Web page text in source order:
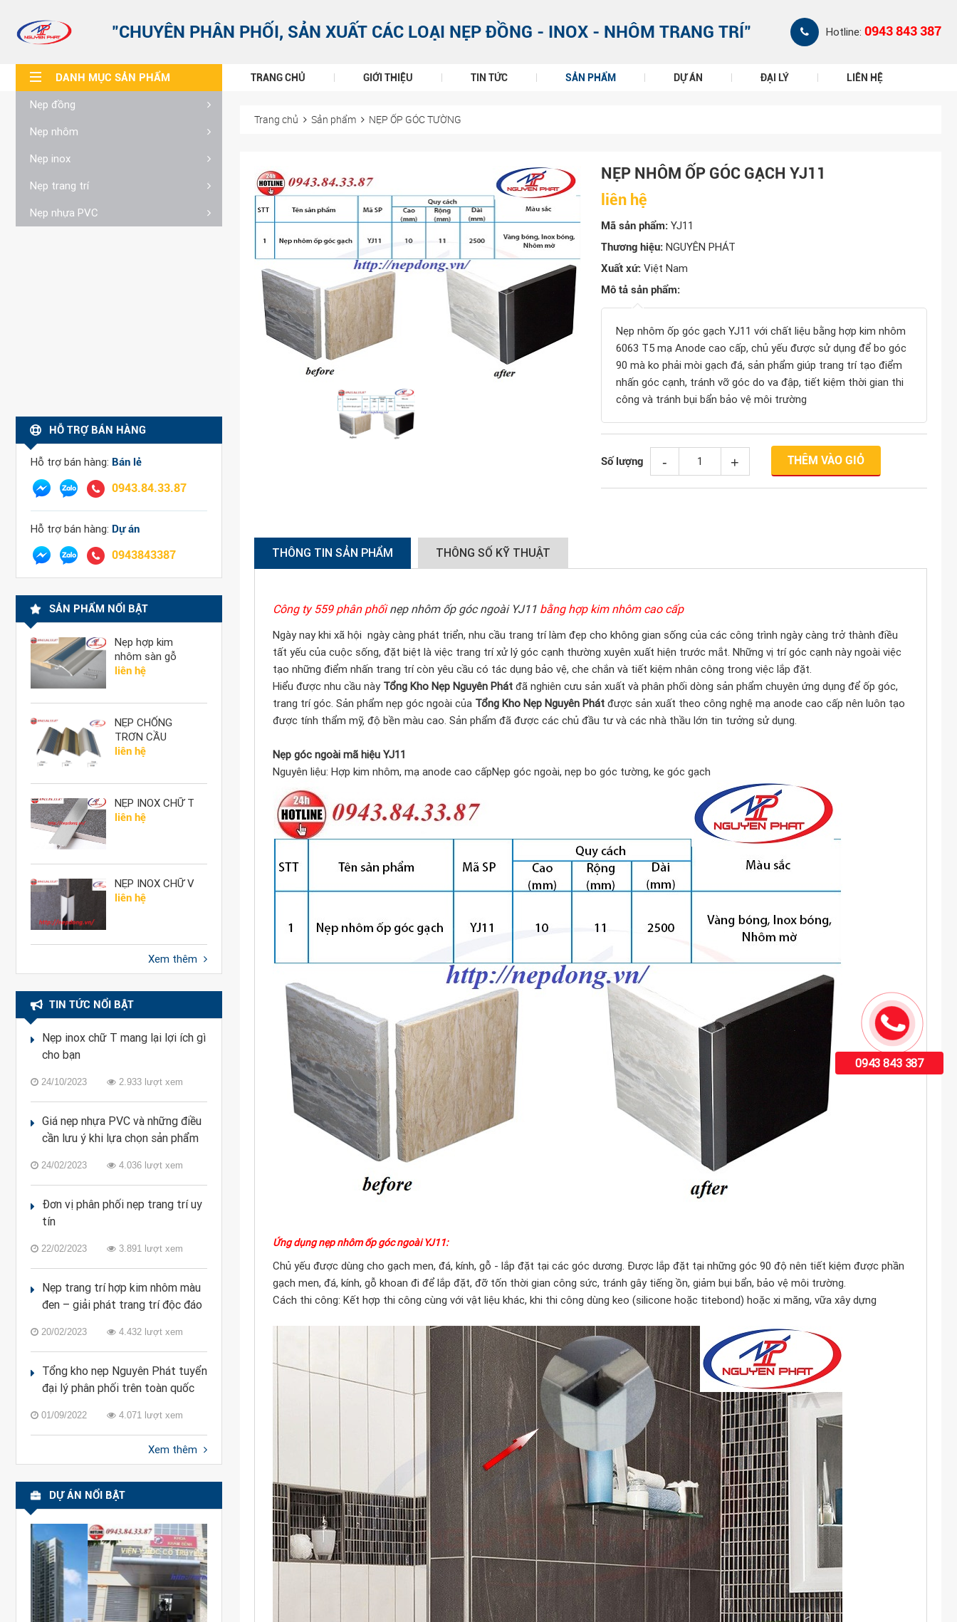
"CHUYÊN PHÂN PHỐI, SẢN XUẤT CÁC LOẠI NẸP ĐỒNG - INOX - NHÔM TRANG TRÍ" Hotline: 0943 843 387
DANH MỤC SẢN PHẨM
Nẹp đồng
Nẹp nhôm
Nẹp inox
Nẹp trang trí
Nẹp nhựa PVC
TRANG CHỦ GIỚI THIỆU TIN TỨC SẢN PHẨM DỰ ÁN ĐẠI LÝ LIÊN HỆ
HỖ TRỢ BÁN HÀNG
Hỗ trợ bán hàng: Bán lẻ
0943.84.33.87
Hỗ trợ bán hàng: Dự án
0943843387
SẢN PHẨM NỔI BẬT
Nẹp hợp kim
nhôm sàn gỗ
liên hệ
NẸP CHỐNG
TRƠN CẦU
THANG
liên hệ
NẸP INOX CHỮ T
liên hệ
NẸP INOX CHỮ V
liên hệ
Xem thêm
TIN TỨC NỔI BẬT
Nẹp inox chữ T mang lại lợi ích gì
cho bạn
24/10/2023 2.933 lượt xem
Giá nẹp nhựa PVC và những điều
cần lưu ý khi lựa chọn sản phẩm
24/02/2023 4.036 lượt xem
Đơn vị phân phối nẹp trang trí uy
tín
22/02/2023 3.891 lượt xem
Nẹp trang trí hợp kim nhôm màu
đen – giải phát trang trí độc đáo
20/02/2023 4.432 lượt xem
Tổng kho nẹp Nguyên Phát tuyển
đại lý phân phối trên toàn quốc
01/09/2022 4.071 lượt xem
Xem thêm
DỰ ÁN NỔI BẬT
Trang chủ Sản phẩm NẸP ỐP GÓC TƯỜNG
NẸP NHÔM ỐP GÓC GẠCH YJ11
liên hệ
Mã sản phẩm:YJ11
Thương hiệu:NGUYÊN PHÁT
Xuất xứ:Việt Nam
Mô tả sản phẩm:
Nẹp nhôm ốp góc gạch YJ11 với chất liệu bằng hợp kim nhôm
6063 T5 mạ Anode cao cấp, chủ yếu được sử dụng để bo góc
90 mà ko phải mòi gạch đá, sản phẩm giúp trang trí tạo điểm
nhấn góc cạnh, tránh vỡ góc do va đập, tiết kiệm thời gian thi
công và tránh bụi bẩn bảo vệ môi trường
Số lượng +
- THÊM VÀO GIỎ
THÔNG TIN SẢN PHẨM THÔNG SỐ KỸ THUẬT
Công ty 559 phân phốinẹp nhôm ốp góc ngoài YJ11 bằng hợp kim nhôm cao cấp
Ngày nay khi xã hội ngày càng phát triển, nhu cầu trang trí làm đẹp cho không gian sống của các công trình ngày càng trở thành điều
tất yếu của cuộc sống, đặt biệt là việc trang trí xử lý góc cạnh thường xuyên xuất hiện trước mắt. Những vị trí góc cạnh này ngoài việc
tạo những điểm nhấn trang trí còn yêu cầu có tác dụng bảo vệ, che chắn và tiết kiệm nhân công trong việc lắp đặt.
Hiểu được nhu cầu này Tổng Kho Nẹp Nguyên Phát đã nghiên cưu sản xuất và phân phối dòng sản phẩm chuyên ứng dụng để ốp góc,
trang trí góc. Sản phẩm nẹp góc ngoài của Tổng Kho Nẹp Nguyên Phát được sản xuất theo công nghệ mạ anode cao cấp nên luôn tạo
được tính thẩm mỹ, độ bền màu cao. Sản phẩm đã được các chủ đầu tư và các nhà thầu lớn tin tưởng sử dụng.
Nẹp góc ngoài mã hiệu YJ11
Nguyên liệu: Hợp kim nhôm, mạ anode cao cấpNẹp góc ngoài, nẹp bo góc tường, ke góc gạch
Ứng dụng nẹp nhôm ốp góc ngoài YJ11:
Chủ yếu được dùng cho gạch men, đá, kính, gỗ - lắp đặt tại các góc dương. Được lắp đặt tại những góc 90 độ nên tiết kiệm được phần
gạch men, đá, kính, gỗ khoan đi để lắp đặt, đỡ tốn thời gian công sức, tránh gây tiếng ồn, giảm bụi bẩn, bảo vệ môi trường.
Cách thi công: Kết hợp thi công cùng với vật liệu khác, khi thi công dùng keo (silicone hoặc titebond) hoặc xi măng, vữa xây dựng
0943 843 387